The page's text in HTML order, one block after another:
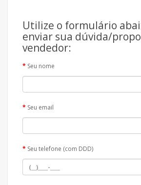
Utilize o formulário
enviar sua dúvida/
vendedor:
Seu nome
Seu email
Seu telefone (com DDD)